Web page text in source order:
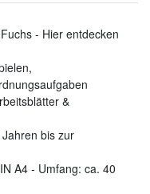
- Hier entdecken
&
bis zur
A4 - Umfang: ca. 40